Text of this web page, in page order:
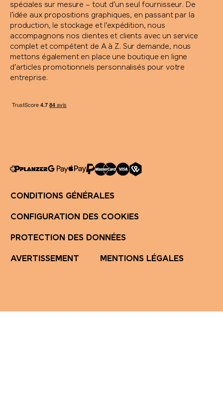
spéciales sur mesure – tout d’un seul fournisseur. De
l’idée aux propositions graphiques, en passant par la
production, le stockage et l’expédition, nous
accompagnons nos clientes et clients avec un service
complet et compétent de A à Z. Sur demande, nous
mettons également en place une boutique en ligne
d’articles promotionnels personnalisés pour votre
entreprise.
CONDITIONS GÉNÉRALES
CONFIGURATION DES COOKIES
PROTECTION DES DONNÉES
AVERTISSEMENT MENTIONS LÉGALES